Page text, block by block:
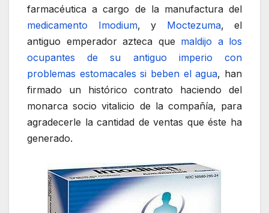
farmacéutica a cargo de la manufactura del
medicamento Imodium, y Moctezuma, el
antiguo emperador azteca que maldijo a los
ocupantes de su antiguo imperio con
problemas estomacales si beben el agua, han
firmado un histórico contrato haciendo del
monarca socio vitalicio de la compañía, para
agradecerle la cantidad de ventas que éste ha
generado.